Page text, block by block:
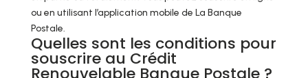
ou en utilisant l’application mobile de La Banque
Postale.
Quelles sont les conditions pour
souscrire au Crédit